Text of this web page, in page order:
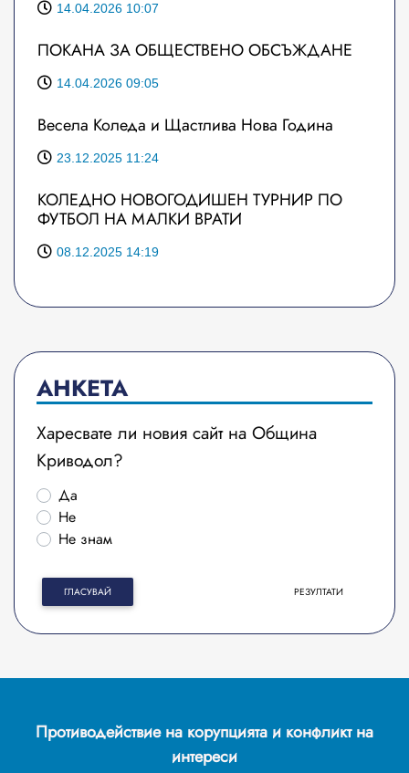
14.04.2026 10:07
ПОКАНА ЗА ОБЩЕСТВЕНО ОБСЪЖДАНЕ
14.04.2026 09:05
Весела Коледа и Щастлива Нова Година
23.12.2025 11:24
КОЛЕДНО НОВОГОДИШЕН ТУРНИР ПО
ФУТБОЛ НА МАЛКИ ВРАТИ
08.12.2025 14:19
АНКЕТА
Харесвате ли новия сайт на Община
Криводол?
Да
Не
Не знам
ГЛАСУВАЙ РЕЗУЛТАТИ
Противодействие на корупцията и конфликт на
интереси